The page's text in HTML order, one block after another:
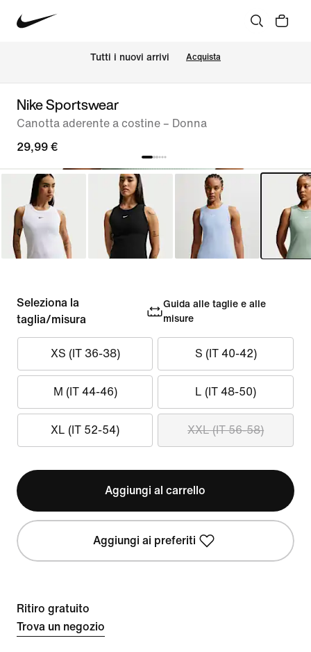
Tutti i nuovi arrivi Acquista
Nike Sportswear
Canotta aderente a costine – Donna
29,99 €
Seleziona la
taglia/misura
Guida alle taglie e alle
misure
XS (IT 36-38) S (IT 40-42)
M (IT 44-46) L (IT 48-50)
XL (IT 52-54) XXL (IT 56-58)
Aggiungi al carrello
Aggiungi ai preferiti
Ritiro gratuito
Trova un negozio